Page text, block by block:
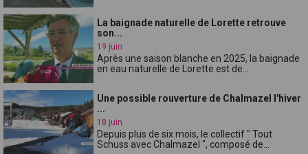
La baignade naturelle de Lorette retrouve
son...
19 juin
Après une saison blanche en 2025, la baignade
en eau naturelle de Lorette est de...
Une possible rouverture de Chalmazel l'hiver
...
18 juin
Depuis plus de six mois, le collectif " Tout
Schuss avec Chalmazel ", composé de...